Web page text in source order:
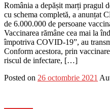
România a depășit marți pragul
cu schema completă, a anunțat
de 6.000.000 de persoane
Vaccinarea rămâne cea mai la
împotriva COVID-19”, au
Conform acestora, prin
riscul de infectare, […]
Posted on 26 octombrie 2021